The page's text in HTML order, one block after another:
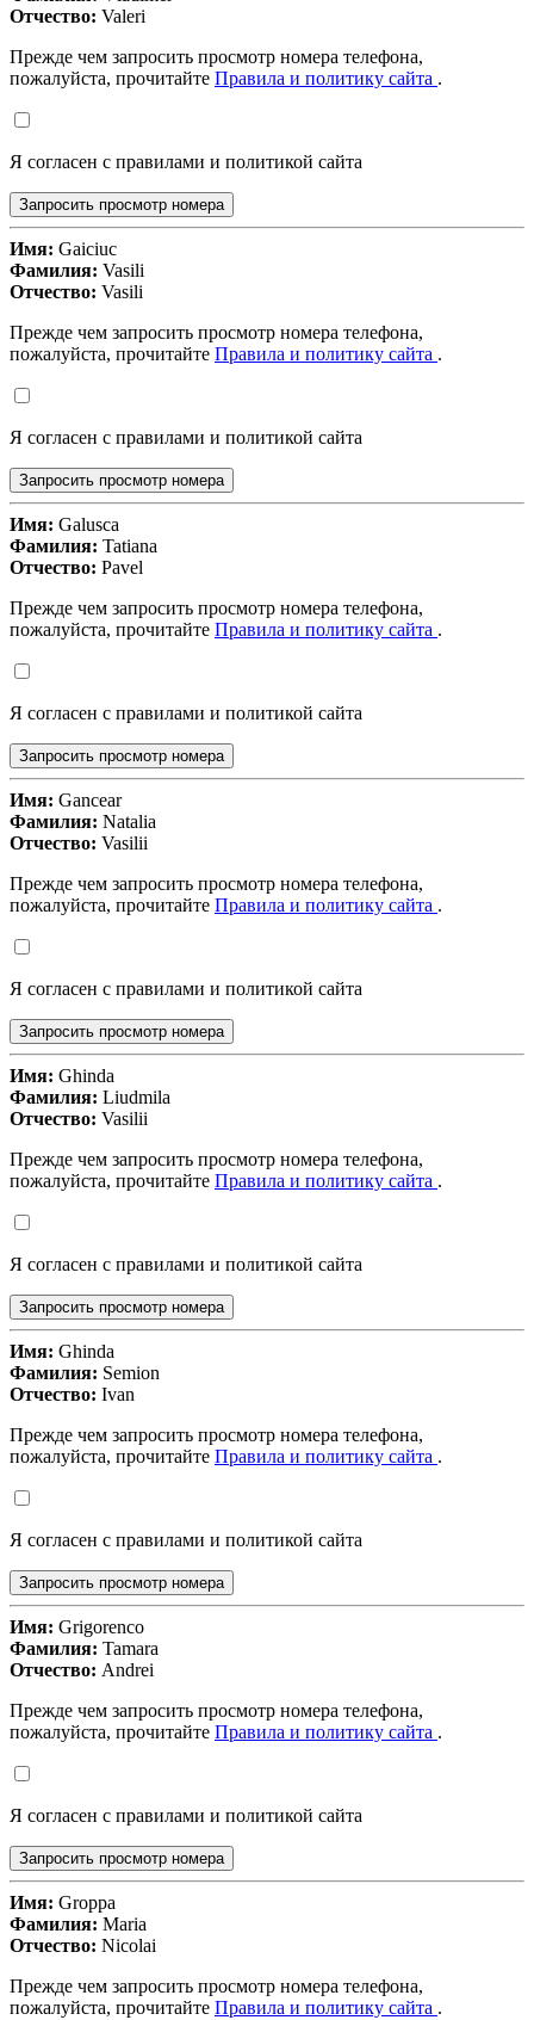
Отчество: Valeri
Прежде чем запросить просмотр номера телефона,
пожалуйста, прочитайте Правила и политику сайта .
Я согласен с правилами и политикой сайта
Запросить просмотр номера
Имя: Gaiciuc
Фамилия: Vasili
Отчество: Vasili
Прежде чем запросить просмотр номера телефона,
пожалуйста, прочитайте Правила и политику сайта .
Я согласен с правилами и политикой сайта
Запросить просмотр номера
Имя: Galusca
Фамилия: Tatiana
Отчество: Pavel
Прежде чем запросить просмотр номера телефона,
пожалуйста, прочитайте Правила и политику сайта .
Я согласен с правилами и политикой сайта
Запросить просмотр номера
Имя: Gancear
Фамилия: Natalia
Отчество: Vasilii
Прежде чем запросить просмотр номера телефона,
пожалуйста, прочитайте Правила и политику сайта .
Я согласен с правилами и политикой сайта
Запросить просмотр номера
Имя: Ghinda
Фамилия: Liudmila
Отчество: Vasilii
Прежде чем запросить просмотр номера телефона,
пожалуйста, прочитайте Правила и политику сайта .
Я согласен с правилами и политикой сайта
Запросить просмотр номера
Имя: Ghinda
Фамилия: Semion
Отчество: Ivan
Прежде чем запросить просмотр номера телефона,
пожалуйста, прочитайте Правила и политику сайта .
Я согласен с правилами и политикой сайта
Запросить просмотр номера
Имя: Grigorenco
Фамилия: Tamara
Отчество: Andrei
Прежде чем запросить просмотр номера телефона,
пожалуйста, прочитайте Правила и политику сайта .
Я согласен с правилами и политикой сайта
Запросить просмотр номера
Имя: Groppa
Фамилия: Maria
Отчество: Nicolai
Прежде чем запросить просмотр номера телефона,
пожалуйста, прочитайте Правила и политику сайта .